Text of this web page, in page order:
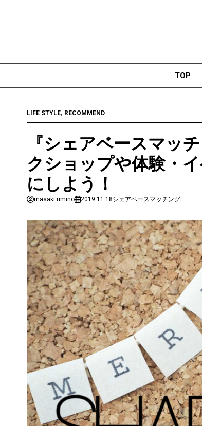
TOP
LIFE STYLE, RECOMMEND
『シェアベースマッ
クショップや体験・
にしよう！
masaki umino 2019.11.18シェアベースマッチング